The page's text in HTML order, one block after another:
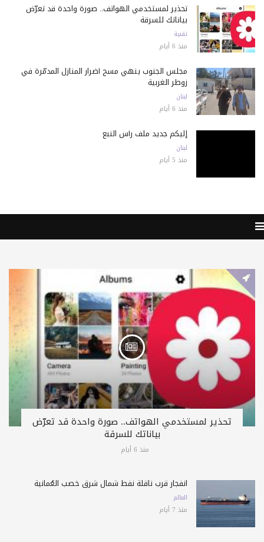
تحذير لمستخدمي الهواتف.. صورة واحدة قد تعرّض
بياناتك للسرقة
تقنية
منذ 6 أيام
مجلس الجنوب ينهي مسح أضرار المنازل المدمّرة في
زوطر الغربية
لبنان
منذ 6 أيام
إليكم جديد ملف رأس النبع
لبنان
منذ 5 أيام
تحذير لمستخدمي الهواتف.. صورة واحدة قد تعرّض
بياناتك للسرقة
منذ 6 أيام
انفجار قرب ناقلة نفط شمال شرق خصب العُمانية
العالم
منذ 7 أيام